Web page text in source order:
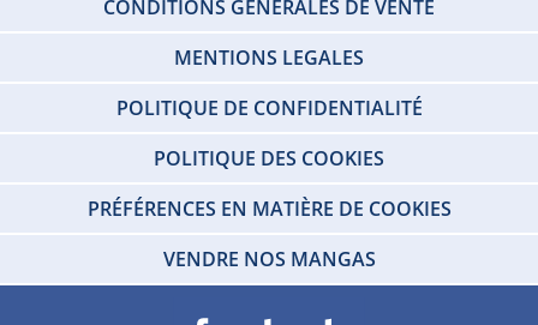
CONDITIONS GÉNÉRALES DE VENTE
MENTIONS LEGALES
POLITIQUE DE CONFIDENTIALITÉ
POLITIQUE DES COOKIES
PRÉFÉRENCES EN MATIÈRE DE COOKIES
VENDRE NOS MANGAS